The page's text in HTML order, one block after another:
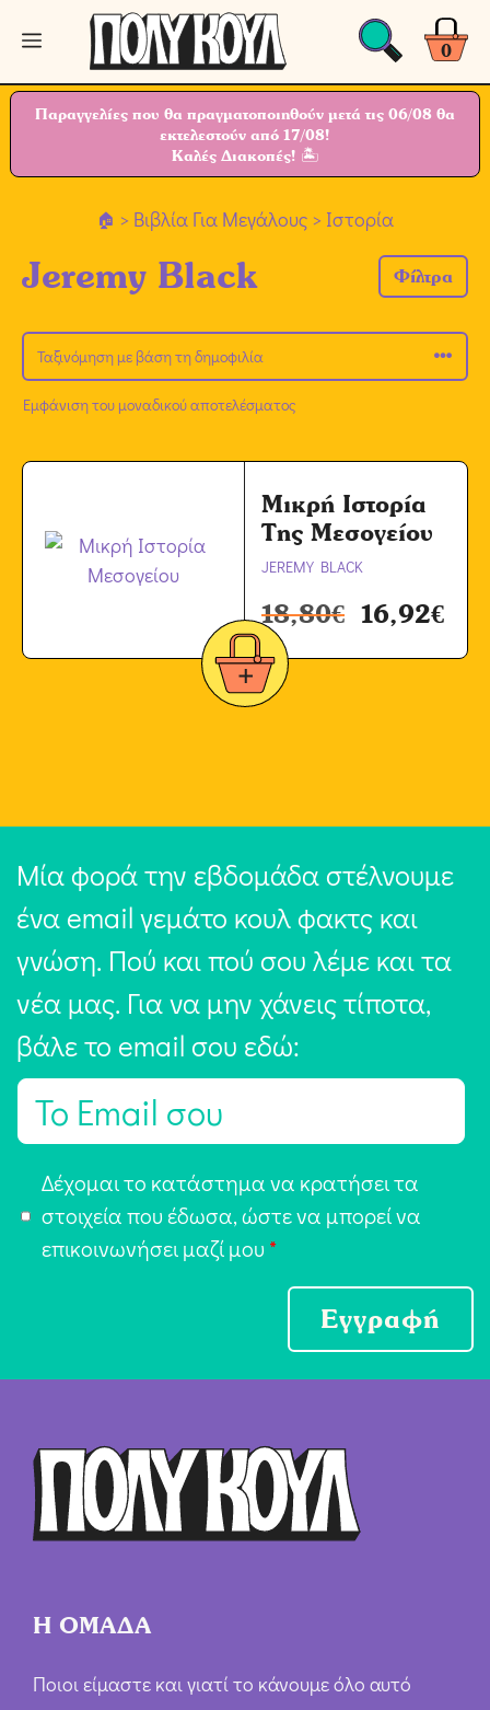
Μετάβαση
περιεχόμενο
0
Μενού
Παραγγελίες που θα πραγματοποιηθούν μετά τις 06/08 θα
εκτελεστούν από 17/08!
Καλές Διακοπές! 🏝
> Βιβλία Για Μεγάλους > Ιστορία
Jeremy Black Φίλτρα
Εμφάνιση του μοναδικού αποτελέσματος
Μικρή Ιστορία
Της Μεσογείου
JEREMY BLACK
18,80€ 16,92€
Μία φορά την εβδομάδα στέλνουμε
ένα email γεμάτο κουλ φακτς και
γνώση. Πού και πού σου λέμε και τα
νέα μας. Για να μην χάνεις τίποτα,
βάλε το email σου εδώ:
E
π
ή
Δέχομαι το κατάστημα να κρατήσει τα
στοιχεία που έδωσα, ώστε να μπορεί να
επικοινωνήσει μαζί μου *
Εγγραφή
Η ΟΜΑΔΑ
Ποιοι είμαστε και γιατί το κάνουμε όλο αυτό